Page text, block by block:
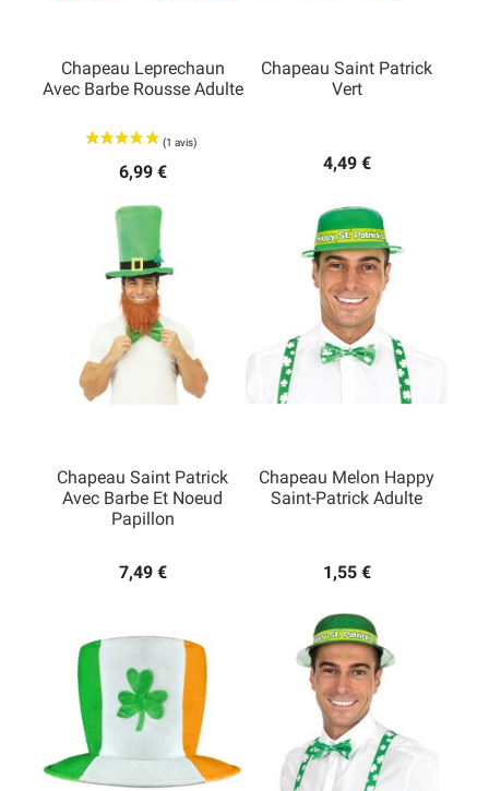
Chapeau Leprechaun
Avec Barbe Rousse Adulte
6,99 €
Chapeau Saint Patrick
Vert
4,49 €
Chapeau Saint Patrick
Avec Barbe Et Noeud
Papillon
7,49 €
Chapeau Melon Happy
Saint-Patrick Adulte
1,55 €